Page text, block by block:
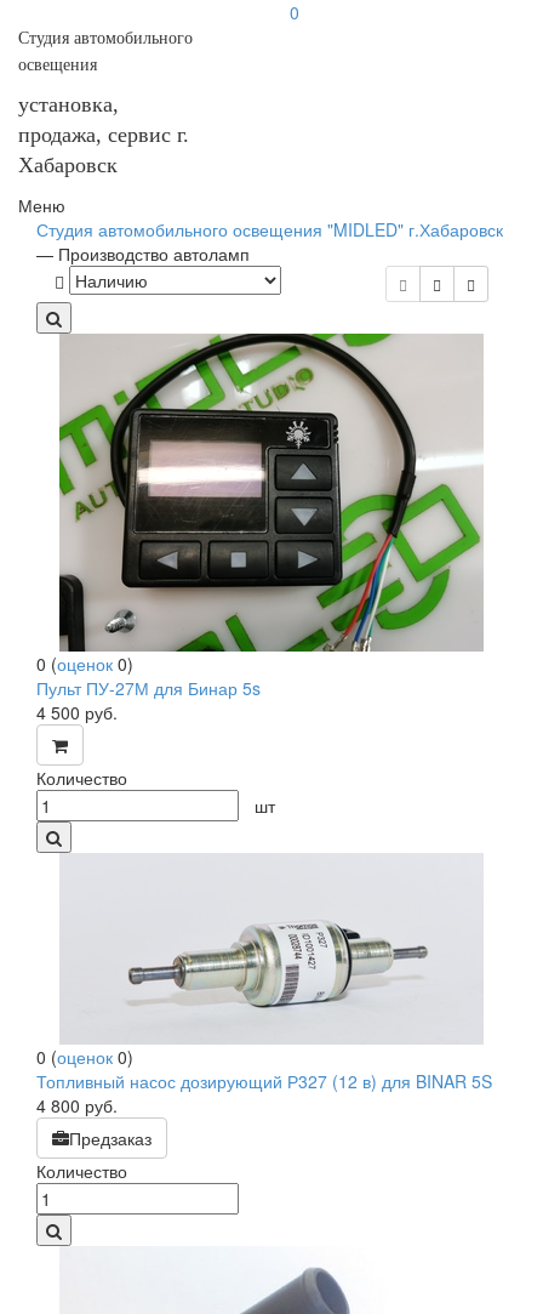
Студия автомобильного
освещения
установка,
продажа, сервис г.
Хабаровск
0
Меню
Студия автомобильного освещения "MIDLED" г.Хабаровск
— Производство автоламп
0 (оценок 0)
Пульт ПУ-27М для Бинар 5s
4 500 руб.
Количество
шт
0 (оценок 0)
Топливный насос дозирующий Р327 (12 в) для BINAR 5S
4 800 руб.
Предзаказ
Количество